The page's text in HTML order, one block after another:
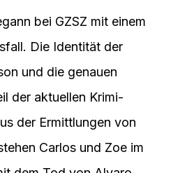
bei GZSZ mit einem
Die Identität der
und die genauen
der aktuellen Krimi-
der Ermittlungen von
Carlos und Zoe im